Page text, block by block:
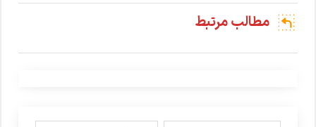
مطالب مرتبط